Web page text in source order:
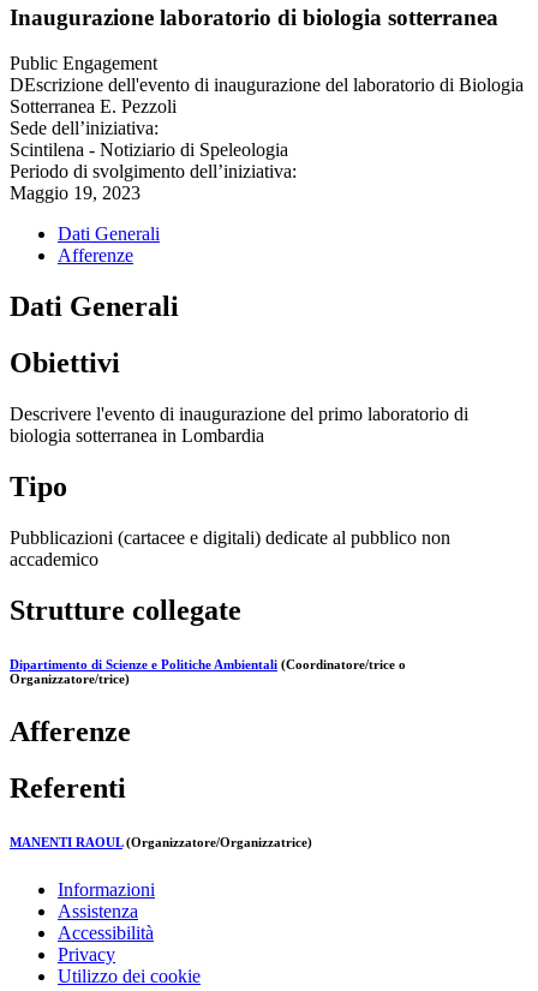
Inaugurazione laboratorio di biologia sotterranea
Public Engagement
DEscrizione dell'evento di inaugurazione del laboratorio di Biologia
Sotterranea E. Pezzoli
Sede dell’iniziativa:
Scintilena - Notiziario di Speleologia
Periodo di svolgimento dell’iniziativa:
Maggio 19, 2023
Dati Generali
Afferenze
Dati Generali
Obiettivi
Descrivere l'evento di inaugurazione del primo laboratorio di
biologia sotterranea in Lombardia
Tipo
Pubblicazioni (cartacee e digitali) dedicate al pubblico non
accademico
Strutture collegate
Dipartimento di Scienze e Politiche Ambientali (Coordinatore/trice o
Organizzatore/trice)
Afferenze
Referenti
MANENTI RAOUL(Organizzatore/Organizzatrice)
Informazioni
Assistenza
Accessibilità
Privacy
Utilizzo dei cookie